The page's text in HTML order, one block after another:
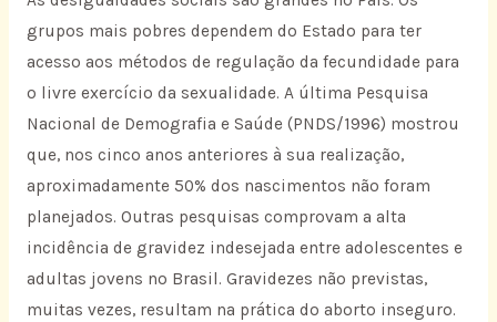
grupos mais pobres dependem do Estado para ter
acesso aos métodos de regulação da fecundidade para
o livre exercício da sexualidade. A última Pesquisa
Nacional de Demografia e Saúde (PNDS/1996) mostrou
que, nos cinco anos anteriores à sua realização,
aproximadamente 50% dos nascimentos não foram
planejados. Outras pesquisas comprovam a alta
incidência de gravidez indesejada entre adolescentes e
adultas jovens no Brasil. Gravidezes não previstas,
muitas vezes, resultam na prática do aborto inseguro.